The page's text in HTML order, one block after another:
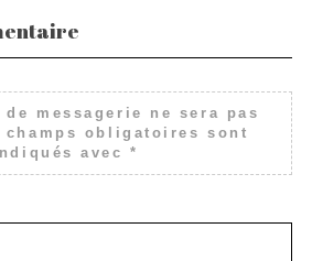
de messagerie ne sera pas
champs obligatoires sont
avec*